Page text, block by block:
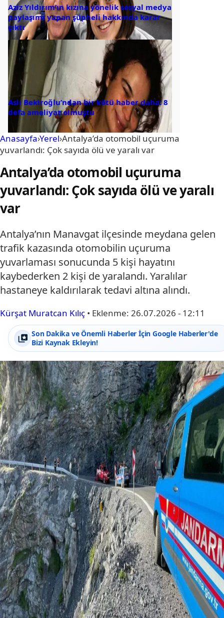
Aziz Yıldırım’ın kızına yönelik sosyal medya
paylaşımı yapan şüpheli hakkında karar
çıktı
Aslı Bekiroğlu’ndan bir kötü haber daha: 8
defa ameliyat olmuştu
Anasayfa›Yerel›Antalya’da otomobil uçuruma
yuvarlandı: Çok sayıda ölü ve yaralı var
Antalya’da otomobil uçuruma
yuvarlandı: Çok sayıda ölü ve yaralı
var
Antalya’nın Manavgat ilçesinde meydana gelen
trafik kazasında otomobilin uçuruma
yuvarlaması sonucunda 5 kişi hayatını
kaybederken 2 kişi de yaralandı. Yaralılar
hastaneye kaldırılarak tedavi altına alındı.
Kürşat Muratcan Kılıç • Eklenme: 26.07.2026 - 12:11
Son Dakika ve Önemli Haberler İçin Google Haberler'de
Bizi Kaynak Ekleyin!